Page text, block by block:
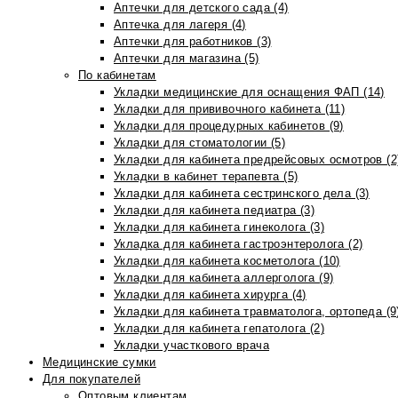
Аптечки для детского сада (4)
Аптечка для лагеря (4)
Аптечки для работников (3)
Аптечки для магазина (5)
По кабинетам
Укладки медицинские для оснащения ФАП (14)
Укладки для прививочного кабинета (11)
Укладки для процедурных кабинетов (9)
Укладки для стоматологии (5)
Укладки для кабинета предрейсовых осмотров
Укладки в кабинет терапевта (5)
Укладки для кабинета сестринского дела (3)
Укладки для кабинета педиатра (3)
Укладки для кабинета гинеколога (3)
Укладка для кабинета гастроэнтеролога (2)
Укладки для кабинета косметолога (10)
Укладки для кабинета аллерголога (9)
Укладки для кабинета хирурга (4)
Укладки для кабинета травматолога, ортопеда
Укладки для кабинета гепатолога (2)
Укладки участкового врача
Медицинские сумки
Для покупателей